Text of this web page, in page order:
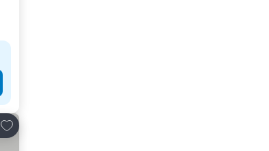
Lisää suosikkeihin